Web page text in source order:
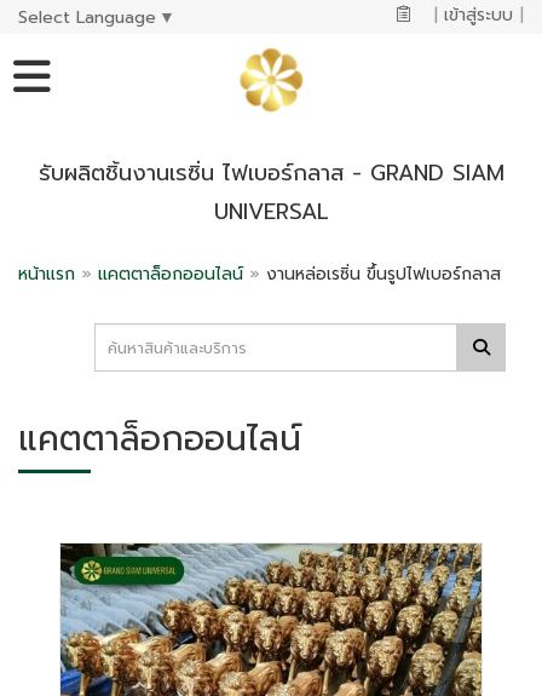
Select Language ▼ | เข้าสู่ระบบ |
รับผลิตชิ้นงานเรซิ่น ไฟเบอร์กลาส - GRAND SIAM
UNIVERSAL
หน้าแรก » แคตตาล็อกออนไลน์ » งานหล่อเรซิ่น ขึ้นรูปไฟเบอร์กลาส
แคตตาล็อกออนไลน์